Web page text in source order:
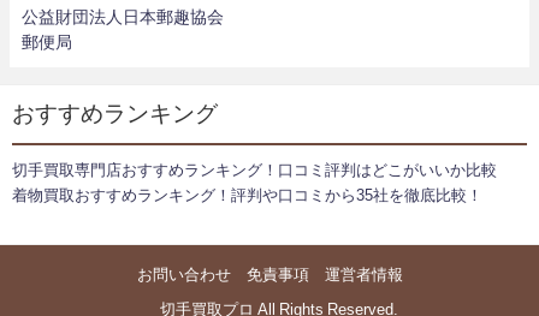
公益財団法人日本郵趣協会
郵便局
おすすめランキング
切手買取専門店おすすめランキング！口コミ評判はどこがいいか比較
着物買取おすすめランキング！評判や口コミから35社を徹底比較！
お問い合わせ 免責事項 運営者情報
© 切手買取プロ All Rights Reserved.